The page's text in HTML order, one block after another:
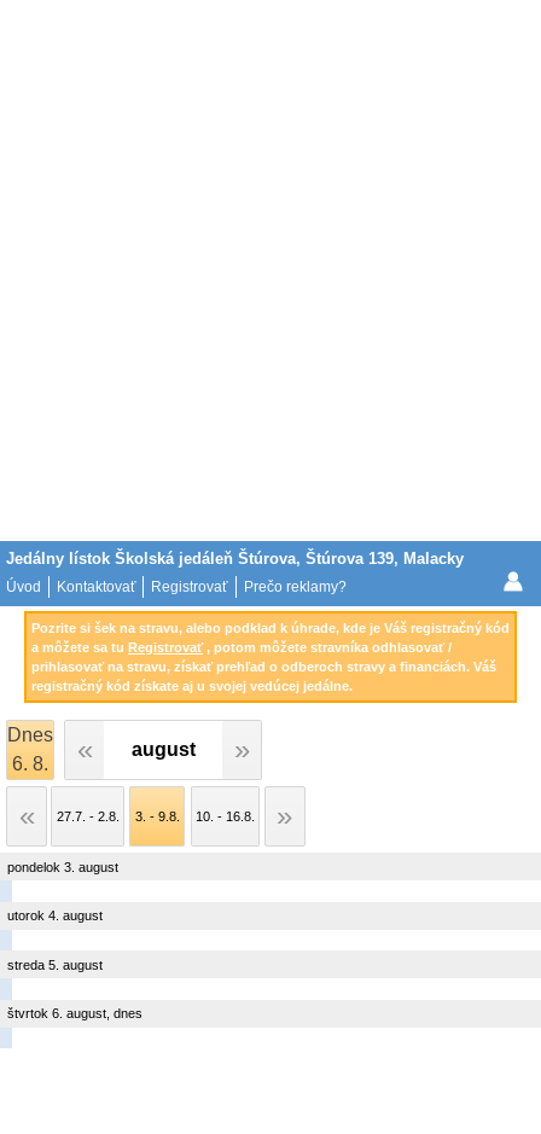
Jedálny lístok Školská jedáleň Štúrova, Štúrova 139, Malacky
Úvod Kontaktovať Registrovať Prečo reklamy?
Pozrite si šek na stravu, alebo podklad k úhrade, kde je Váš registračný kód
a môžete sa tu Registrovať, potom môžete stravníka odhlasovať /
prihlasovať na stravu, získať prehľad o odberoch stravy a financiách. Váš
registračný kód získate aj u svojej vedúcej jedálne.
Dnes
6. 8.
august
27.7. - 2.8. 3. - 9.8. 10. - 16.8.
pondelok 3. august
utorok 4. august
streda 5. august
štvrtok 6. august, dnes